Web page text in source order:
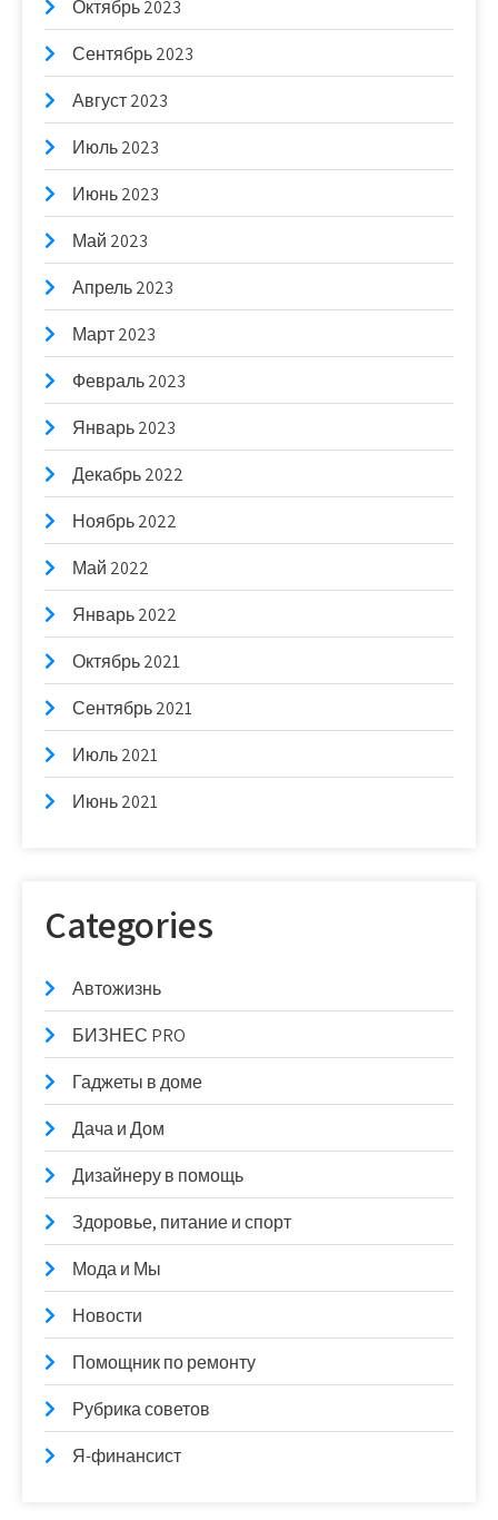
Октябрь 2023
Сентябрь 2023
Август 2023
Июль 2023
Июнь 2023
Май 2023
Апрель 2023
Март 2023
Февраль 2023
Январь 2023
Декабрь 2022
Ноябрь 2022
Май 2022
Январь 2022
Октябрь 2021
Сентябрь 2021
Июль 2021
Июнь 2021
Categories
Автожизнь
БИЗНЕС PRO
Гаджеты в доме
Дача и Дом
Дизайнеру в помощь
Здоровье, питание и спорт
Мода и Мы
Новости
Помощник по ремонту
Рубрика советов
Я-финансист